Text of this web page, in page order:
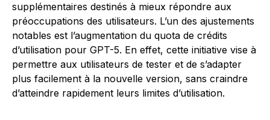
supplémentaires destinés à mieux répondre aux
préoccupations des utilisateurs. L’un des ajustements
notables est l’augmentation du quota de crédits
d’utilisation pour GPT-5. En effet, cette initiative vise à
permettre aux utilisateurs de tester et de s’adapter
plus facilement à la nouvelle version, sans craindre
d’atteindre rapidement leurs limites d’utilisation.